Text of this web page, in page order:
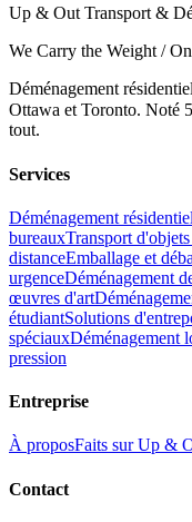
Up & Out Transport &
We Carry the Weight /
Déménagement
Ottawa et Toronto. Noté
tout.
Services
Déménagement résidentiel
bureauxTransport
distanceEmballage et
urgenceDéménagement
œuvres d'art
étudiantSolutions
spéciauxDéménagement
pression
Entreprise
À proposFaits sur Up &
Contact